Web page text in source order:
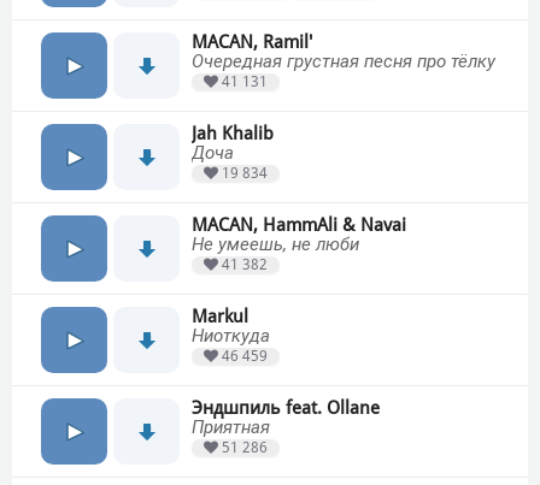
MACAN, Ramil'
Очередная грустная песня про тёлку
41 131
Jah Khalib
Доча
19 834
MACAN, HammAli & Navai
Не умеешь, не люби
41 382
Markul
Ниоткуда
46 459
Эндшпиль feat. Ollane
Приятная
51 286